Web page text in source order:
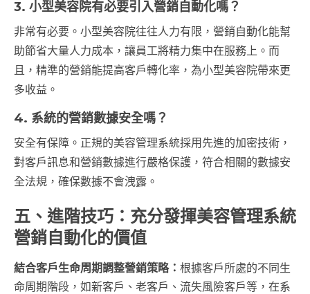
3. 小型美容院有必要引入營銷自動化嗎？
非常有必要。小型美容院往往人力有限，營銷自動化能幫
助節省大量人力成本，讓員工將精力集中在服務上。而
且，精準的營銷能提高客戶轉化率，為小型美容院帶來更
多收益。
4. 系統的營銷數據安全嗎？
安全有保障。正規的美容管理系統採用先進的加密技術，
對客戶訊息和營銷數據進行嚴格保護，符合相關的數據安
全法規，確保數據不會洩露。
五、進階技巧：充分發揮美容管理系統
營銷自動化的價值
結合客戶生命周期調整營銷策略： 根據客戶所處的不同生
命周期階段，如新客戶、老客戶、流失風險客戶等，在系